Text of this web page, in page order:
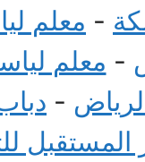
- معلم
- معلم
-
المستقبل